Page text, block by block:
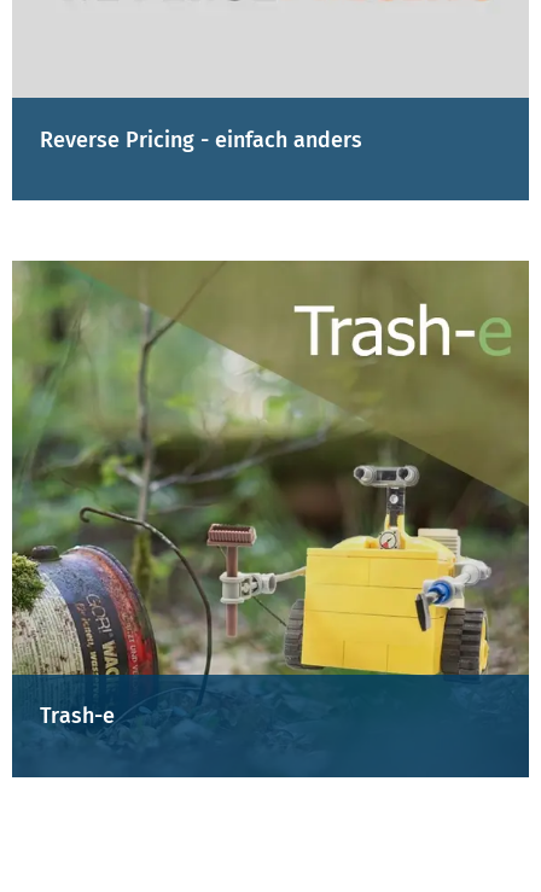
Reverse Pricing - einfach anders
Trash-e